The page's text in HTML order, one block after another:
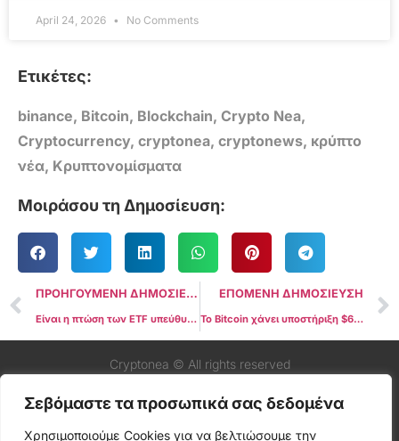
Σεβόμαστε τα προσωπικά σας δεδομένα
Χρησιμοποιούμε Cookies για να βελτιώσουμε την
April 24, 2026 No Comments
Ετικέτες:
binance, Bitcoin, Blockchain, Crypto Nea,
Cryptocurrency, cryptonea, cryptonews, κρύπτο
νέα, Κρυπτονομίσματα
Μοιράσου τη Δημοσίευση:
ΠΡΟΗΓΟΥΜΕΝΗ ΔΗΜΟΣΙΕΥΣΗ
Είναι η πτώση των ETF υπεύθυνη για την πτώση του Bitcoin κάτω από τα $61.000;
ΕΠΟΜΕΝΗ ΔΗΜΟΣΙΕΥΣΗ
Το Bitcoin χάνει υποστήριξη $60.000, φθάνοντας σε χαμηλά δύο μηνών
Cryptonea © All rights reserved